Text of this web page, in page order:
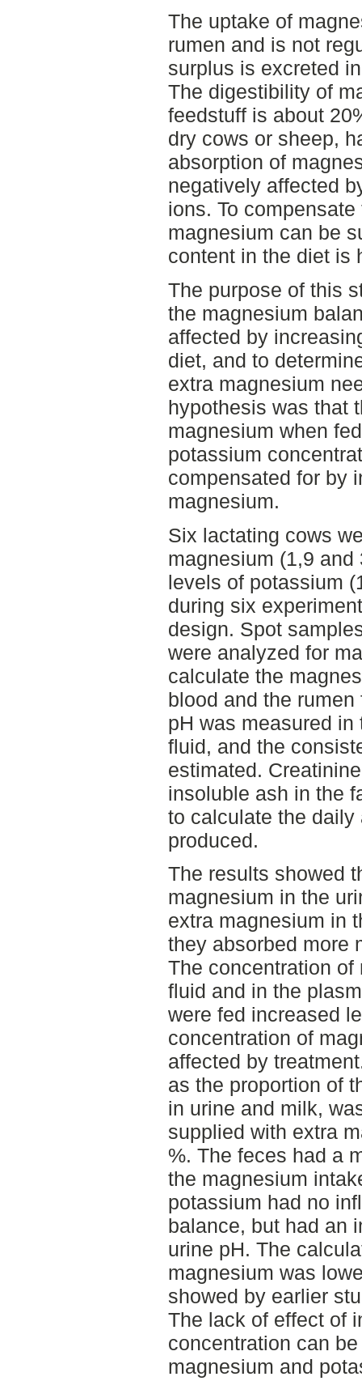
The uptake of
rumen and is not
surplus is excreted
The digestibility of
feedstuff is about
dry cows or sheep,
absorption of
negatively affected
ions. To
magnesium can be
content in the diet is
The purpose of this
the magnesium
affected by
diet, and to
extra magnesium
hypothesis was that
magnesium when
potassium
compensated for by
magnesium.
Six lactating cows
magnesium (1,9
levels of potassium
during six
design. Spot
were analyzed for
calculate the
blood and the
pH was measured
fluid, and the
estimated.
insoluble ash in the
to calculate the daily
produced.
The results showed
magnesium in the
extra magnesium in
they absorbed more
The concentration
fluid and in the
were fed increased
concentration of
affected by
as the proportion of
in urine and milk,
supplied with extra
%. The feces had a
the magnesium
potassium had no
balance, but had an
urine pH. The
magnesium was
showed by earlier
The lack of effect of
concentration can
magnesium and